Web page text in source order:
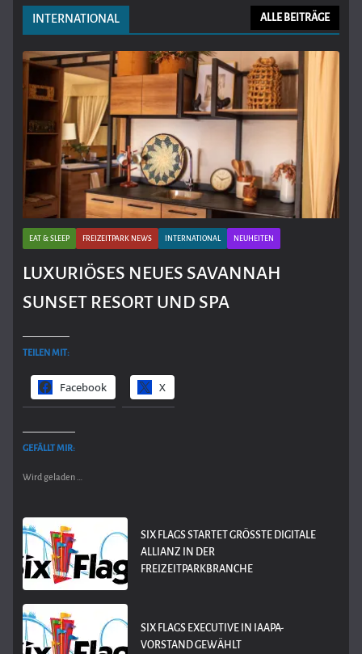
INTERNATIONAL ALLE BEITRÄGE
EAT & SLEEP FREIZEITPARK NEWS INTERNATIONAL NEUHEITEN
LUXURIÖSES NEUES SAVANNAH
SUNSET RESORT UND SPA
TEILEN MIT:
Facebook X
GEFÄLLT MIR:
Wird geladen …
SIX FLAGS STARTET GRÖSSTE DIGITALE A
LLIANZ IN DER F
REIZEITPARKBRANCHE
SIX FLAGS EXECUTIVE IN IAAPA-
VORSTAND GEWÄHLT